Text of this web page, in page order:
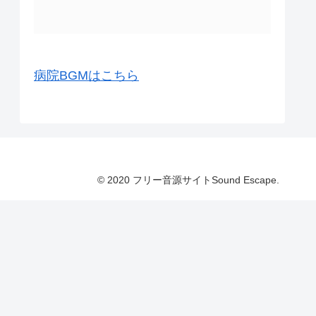
病院BGMはこちら
© 2020 フリー音源サイトSound Escape.